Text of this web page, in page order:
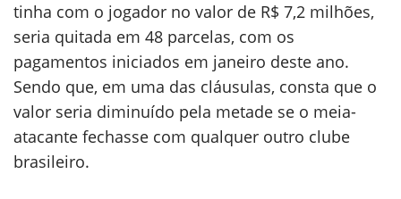
tinha com o jogador no valor de R$ 7,2 milhões,
seria quitada em 48 parcelas, com os
pagamentos iniciados em janeiro deste ano.
Sendo que, em uma das cláusulas, consta que o
valor seria diminuído pela metade se o meia-
atacante fechasse com qualquer outro clube
brasileiro.